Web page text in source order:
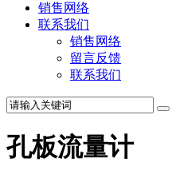
销售网络
联系我们
销售网络
留言反馈
联系我们
孔板流量计